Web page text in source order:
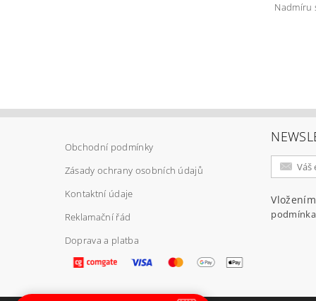
Nadmíru
Obchodní podmínky
Zásady ochrany osobních údajů
Kontaktní údaje
Reklamační řád
Doprava a platba